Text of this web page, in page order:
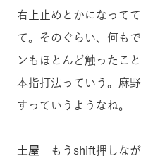
右上止めとかになって
て。そのぐらい、何も
ンもほとんど触ったこ
本指打法っていう。麻
すっていうようなね。
土屋 もうshift押しな